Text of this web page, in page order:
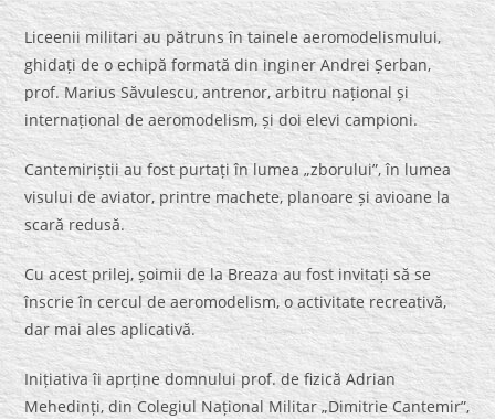
Liceenii militari au pătruns în tainele aeromodelismului,
ghidați de o echipă formată din inginer Andrei Șerban,
prof. Marius Săvulescu, antrenor, arbitru național și
internațional de aeromodelism, și doi elevi campioni.
Cantemiriștii au fost purtați în lumea „zborului”, în lumea
visului de aviator, printre machete, planoare și avioane la
scară redusă.
Cu acest prilej, șoimii de la Breaza au fost invitați să se
înscrie în cercul de aeromodelism, o activitate recreativă,
dar mai ales aplicativă.
Inițiativa îi aprține domnului prof. de fizică Adrian
Mehedinți, din Colegiul Național Militar „Dimitrie Cantemir”,